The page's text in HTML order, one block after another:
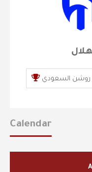
روشن السعودي
Calendar